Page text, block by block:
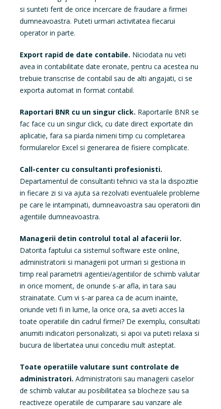
si sunteti ferit de orice incercare de fraudare a firmei
dumneavoastra. Puteti urmari activitatea fiecarui
operator in parte.
Export rapid de date contabile. Niciodata nu veti
avea in contabilitate date eronate, pentru ca acestea nu
trebuie transcrise de contabil sau de alti angajati, ci se
exporta automat in format contabil.
Raportari BNR cu un singur click. Raportarile BNR se
fac face cu un singur click, cu date direct exportate din
aplicatie, fara sa piarda nimeni timp cu completarea
formularelor Excel si generarea de fisiere complicate.
Call-center cu consultanti profesionisti.
Departamentul de consultanti tehnici va sta la dispozitie
in fiecare zi si va ajuta sa rezolvati eventualele probleme
pe care le intampinati, dumneavoastra sau operatorii din
agentiile dumneavoastra.
Managerii detin controlul total al afacerii lor.
Datorita faptului ca sistemul software este online,
administratorii si managerii pot urmari si gestiona in
timp real parametrii agentiei/agentiilor de schimb valutar
in orice moment, de oriunde s-ar afla, in tara sau
strainatate. Cum vi s-ar parea ca de acum inainte,
oriunde veti fi in lume, la orice ora, sa aveti acces la
toate operatiile din cadrul firmei? De exemplu, consultati
anumiti indicatori personalizati, si apoi va puteti relaxa si
bucura de libertatea unui concediu mult asteptat.
Toate operatiile valutare sunt controlate de
administratori. Administratorii sau managerii caselor
de schimb valutar au posibilitatea sa blocheze sau sa
reactiveze operatiile de cumparare sau vanzare ale